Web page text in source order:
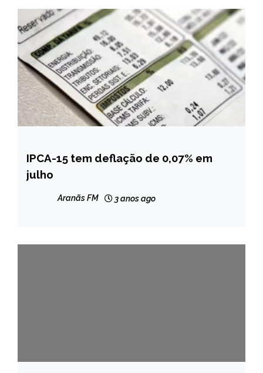
BRASIL
NOTÍCIAS
IPCA-15 tem deflação de 0,07% em
julho
Aranãs FM 3 anos ago